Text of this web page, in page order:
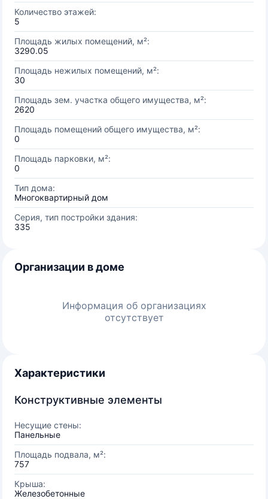
Количество этажей:
5
Площадь жилых помещений, м²:
3290.05
Площадь нежилых помещений, м²:
30
Площадь зем. участка общего имущества, м²:
2620
Площадь помещений общего имущества, м²:
0
Площадь парковки, м²:
0
Тип дома:
Многоквартирный дом
Серия, тип постройки здания:
335
Организации в доме
Информация об организациях
отсутствует
Характеристики
Конструктивные элементы
Несущие стены:
Панельные
Площадь подвала, м²:
757
Крыша:
Железобетонные